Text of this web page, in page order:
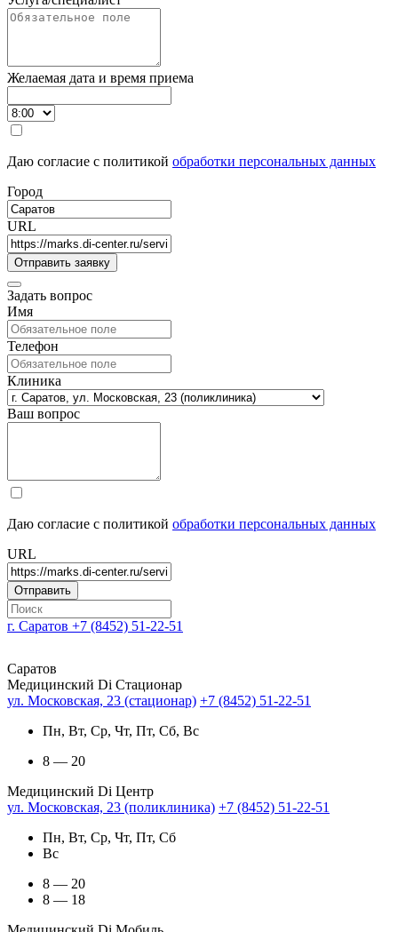
Желаемая дата и время приема
Даю согласие с политикой обработки персональных данных
Город
URL
Задать вопрос
Имя
Телефон
Клиника
Ваш вопрос
Даю согласие с политикой обработки персональных данных
URL
г. Саратов +7 (8452) 51-22-51
Саратов
Медицинский Di Стационар
ул. Московская, 23 (стационар) +7 (8452) 51-22-51
Пн, Вт, Ср, Чт, Пт, Сб, Вс
8 — 20
Медицинский Di Центр
ул. Московская, 23 (поликлиника) +7 (8452) 51-22-51
Пн, Вт, Ср, Чт, Пт, Сб
Вс
8 — 20
8 — 18